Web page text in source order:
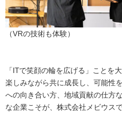
（VRの技術も体験）
「ITで笑顔の輪を広げる」ことを
楽しみながら共に成長し、可能性
への向き合い方、地域貢献の仕方
な企業こそが、株式会社メビウスで